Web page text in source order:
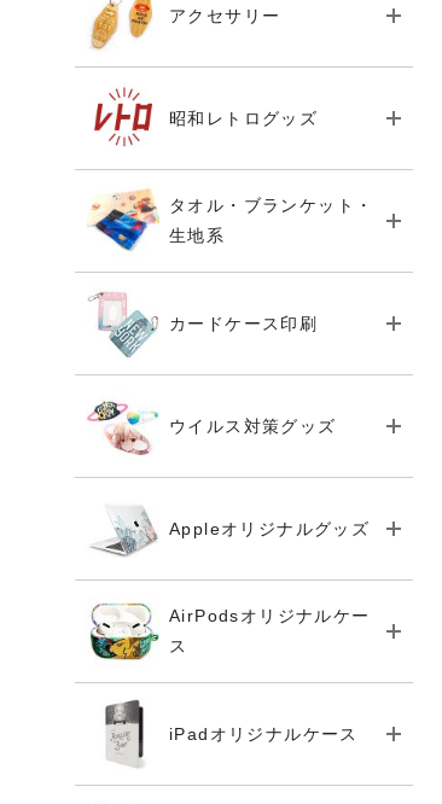
アクセサリー
昭和レトログッズ
タオル・ブランケット・
生地系
カードケース印刷
ウイルス対策グッズ
Appleオリジナルグッズ
AirPodsオリジナルケー
ス
iPadオリジナルケース